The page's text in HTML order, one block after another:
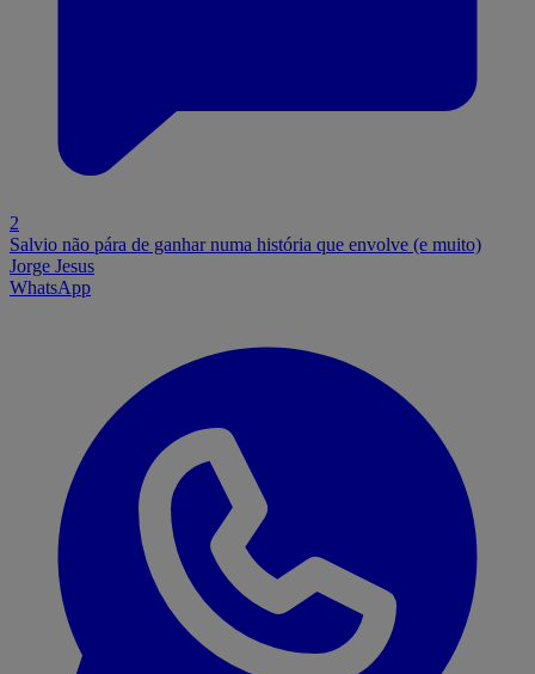
2
Salvio não pára de ganhar numa história que envolve (e muito)
Jorge Jesus
WhatsApp